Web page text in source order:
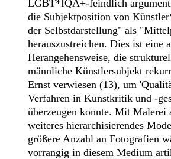
LGBT*IQA+-feindlich
die Subjektposition von
der Selbstdarstellung" als
herauszustreichen. Dies ist eine
Herangehensweise, die
männliche Künstlersubjekt
Ernst verwiesen (13), um
Verfahren in Kunstkritik und -
überzeugen konnte. Mit
weiteres hierarchisierendes
größere Anzahl an Fotografien
vorrangig in diesem Medium